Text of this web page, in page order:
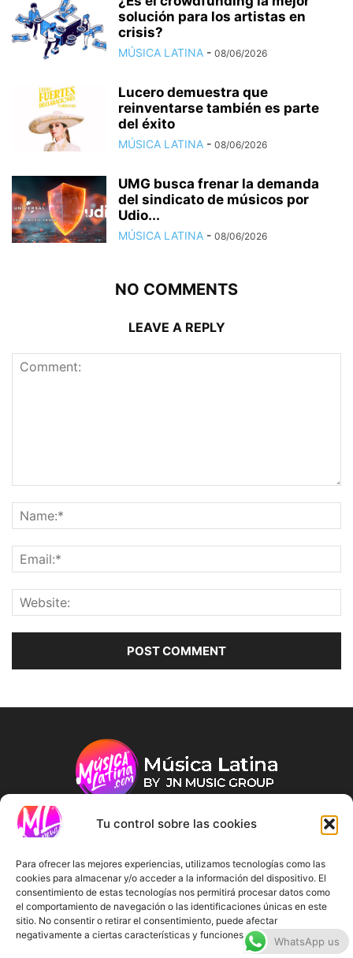
Tu control sobre las cookies
Para ofrecer las mejores experiencias, utilizamos tecnologías como las
cookies para almacenar y/o acceder a la información del dispositivo. El
consentimiento de estas tecnologías nos permitirá procesar datos como
el comportamiento de navegación o las identificaciones únicas en este
sitio. No consentir o retirar el consentimiento, puede afectar
negativamente a ciertas características y funciones.
solución para los artistas en
crisis?
MÚSICA LATINA - 08/06/2026
Lucero demuestra que
reinventarse también es parte
del éxito
MÚSICA LATINA - 08/06/2026
UMG busca frenar la demanda
del sindicato de músicos por
Udio...
MÚSICA LATINA - 08/06/2026
NO COMMENTS
LEAVE A REPLY
FOLLOW US
WhatsApp us